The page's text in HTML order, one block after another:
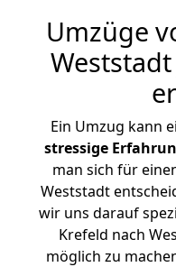
Umzüge
Ein Umzug kann
stressige
man sich für
Weststadt
wir uns darauf
Krefeld nach
möglich zu